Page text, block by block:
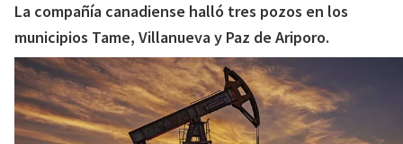
La compañía canadiense halló tres pozos en los
municipios Tame, Villanueva y Paz de Ariporo.